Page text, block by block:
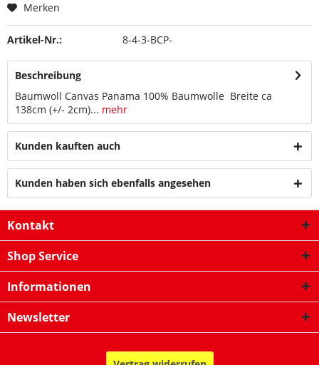
Merken
Artikel-Nr.: 8-4-3-BCP-
Beschreibung
Baumwoll Canvas Panama 100% Baumwolle Breite ca
138cm (+/- 2cm)... mehr
Kunden kauften auch
Kunden haben sich ebenfalls angesehen
Kontakt
Shop Service
Informationen
Newsletter